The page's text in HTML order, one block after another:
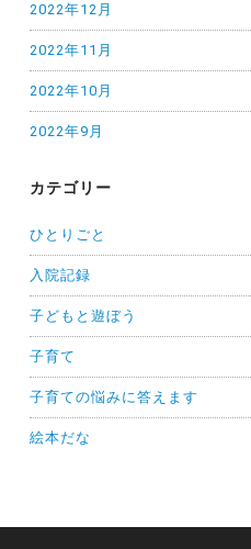
2022年12月
2022年11月
2022年10月
2022年9月
カテゴリー
ひとりごと
入院記録
子どもと遊ぼう
子育て
子育ての悩みに答えます
絵本だな